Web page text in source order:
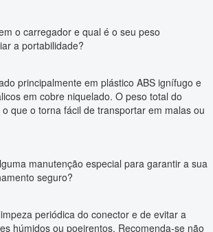
o carregador e qual é o seu peso
a portabilidade?
principalmente em plástico ABS ignífugo e
em cobre niquelado. O peso total do
que o torna fácil de transportar em malas ou
manutenção especial para garantir a sua
seguro?
periódica do conector e de evitar a
húmidos ou poeirentos. Recomenda-se não